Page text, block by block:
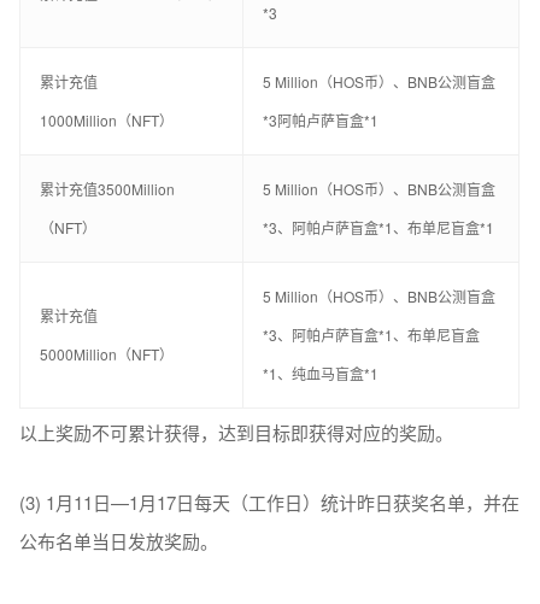
*3
累计充值
1000Million（NFT）
5 Million（HOS币）、BNB公测盲盒
*3阿帕卢萨盲盒*1
累计充值3500Million
（NFT）
5 Million（HOS币）、BNB公测盲盒
*3、阿帕卢萨盲盒*1、布单尼盲盒*1
累计充值
5000Million（NFT）
5 Million（HOS币）、BNB公测盲盒
*3、阿帕卢萨盲盒*1、布单尼盲盒
*1、纯血马盲盒*1
以上奖励不可累计获得，达到目标即获得对应的奖励。
(3) 1月11日—1月17日每天（工作日）统计昨日获奖名单，并在
公布名单当日发放奖励。